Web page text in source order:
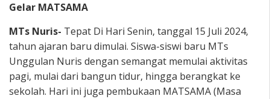
Gelar MATSAMA
MTs Nuris- Tepat Di Hari Senin, tanggal 15 Juli 2024,
tahun ajaran baru dimulai. Siswa-siswi baru MTs
Unggulan Nuris dengan semangat memulai aktivitas
pagi, mulai dari bangun tidur, hingga berangkat ke
sekolah. Hari ini juga pembukaan MATSAMA (Masa